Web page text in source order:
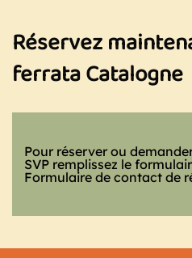
Réservez
ferrata Catalogne
Pour réserver ou
SVP remplissez le
Formulaire de contact de